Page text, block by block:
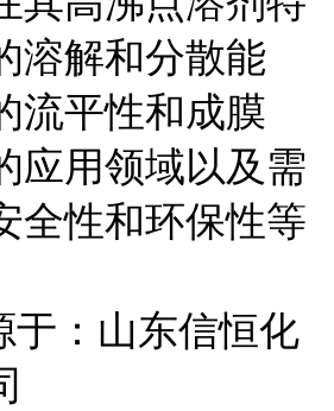
溶解和分散能
流平性和成膜
应用领域以及需
全性和环保性等
于：山东信恒化